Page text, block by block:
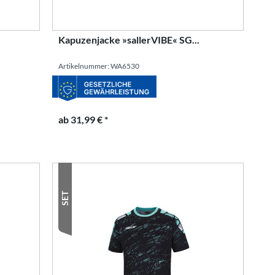
Kapuzenjacke »sallerVIBE« SG...
Artikelnummer: WA6530
ab 31,99 € *
SET